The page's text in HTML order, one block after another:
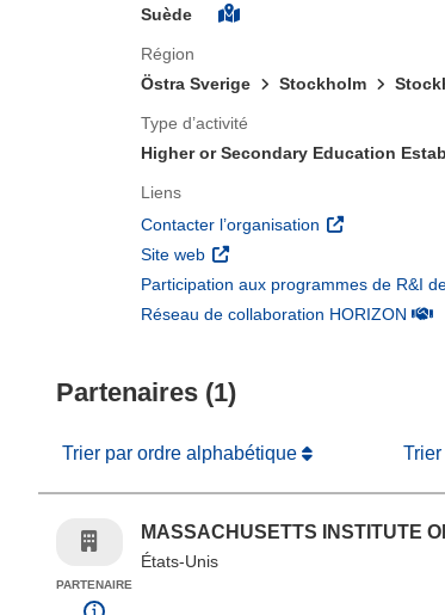
Suède
Région
Östra Sverige
Stockholm
Type d’activité
Higher or Secondary Education
Liens
Contacter l’organisation (s’ouvre dans
Site web (s’ouvre dans une nouvelle
Participation aux programmes de R&I
Réseau de collaboration HORIZON
Partenaires (1)
Trier par ordre alphabétique
PARTENAIRE
MASSACHUSETTS INSTITUTE
États-Unis